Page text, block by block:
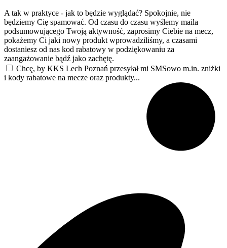
A tak w praktyce - jak to będzie wyglądać? Spokojnie, nie
będziemy Cię spamować. Od czasu do czasu wyślemy maila
podsumowującego Twoją aktywność, zaprosimy Ciebie na mecz,
pokażemy Ci jaki nowy produkt wprowadziliśmy, a czasami
dostaniesz od nas kod rabatowy w podziękowaniu za
zaangażowanie bądź jako zachętę.
Chcę, by KKS Lech Poznań przesyłał mi SMSowo m.in. zniżki
i kody rabatowe na mecze oraz produkty...